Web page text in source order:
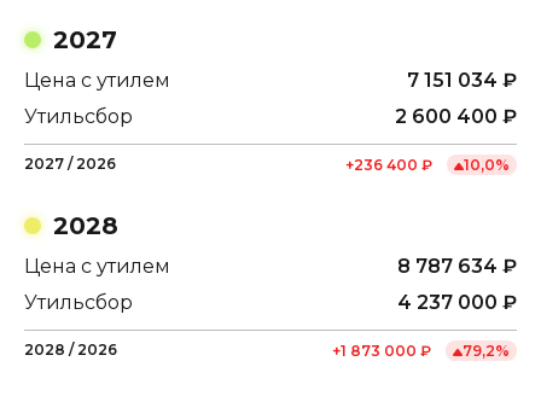
2027
Цена с утилем 7 151 034 ₽
Утильсбор
2 600 400 ₽
2027 / 2026 +236 400 ₽ 10,0%
2028
Цена с утилем 8 787 634 ₽
Утильсбор
4 237 000 ₽
2028 / 2026 +1 873 000 ₽ 79,2%